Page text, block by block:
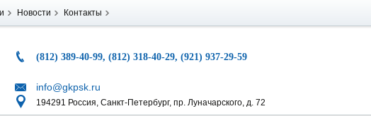
Новости Контакты
(812) 389-40-99, (812) 318-40-29, (921) 937-29-59
info@gkpsk.ru
194291 Россия, Санкт-Петербург, пр. Луначарского, д. 72